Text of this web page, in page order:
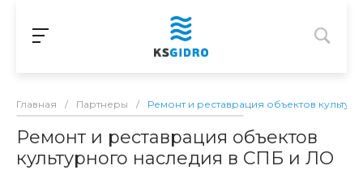
Главная / Партнеры / Ремонт и реставрация объектов
Ремонт и реставрация объектов
культурного наследия в СПБ и ЛО